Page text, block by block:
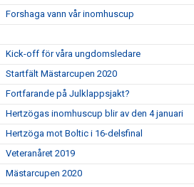
Forshaga vann vår inomhuscup
Kick-off för våra ungdomsledare
Startfält Mästarcupen 2020
Fortfarande på Julklappsjakt?
Hertzögas inomhuscup blir av den 4 januari
Hertzöga mot Boltic i 16-delsfinal
Veteranåret 2019
Mästarcupen 2020